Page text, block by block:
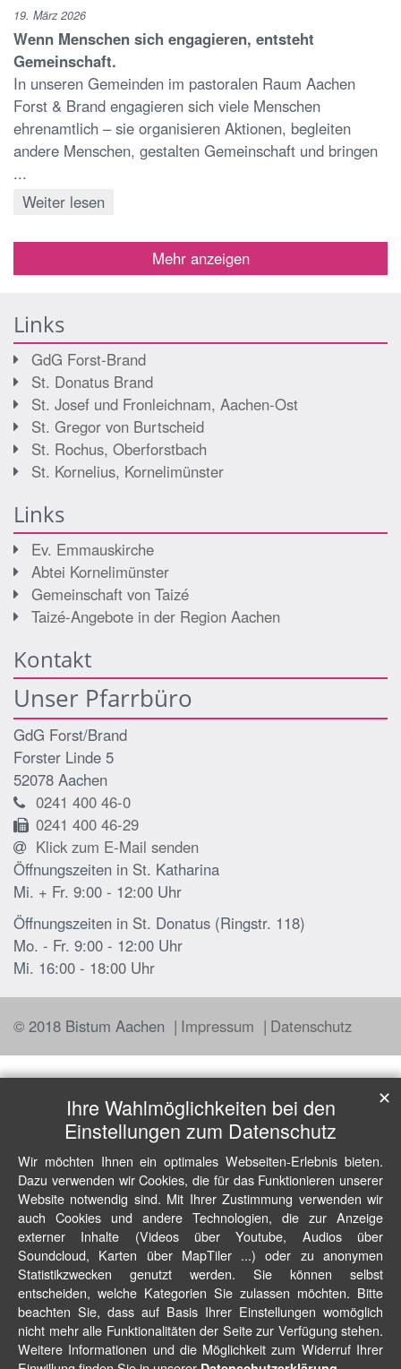
19. März 2026
Wenn Menschen sich engagieren, entsteht
Gemeinschaft.
In unseren Gemeinden im pastoralen Raum Aachen
Forst & Brand engagieren sich viele Menschen
ehrenamtlich – sie organisieren Aktionen, begleiten
andere Menschen, gestalten Gemeinschaft und bringen
...
Weiter lesen
Mehr anzeigen
Links
GdG Forst-Brand
St. Donatus Brand
St. Josef und Fronleichnam, Aachen-Ost
St. Gregor von Burtscheid
St. Rochus, Oberforstbach
St. Kornelius, Kornelimünster
Links
Ev. Emmauskirche
Abtei Kornelimünster
Gemeinschaft von Taizé
Taizé-Angebote in der Region Aachen
Kontakt
Unser Pfarrbüro
GdG Forst/Brand
Forster Linde 5
52078 Aachen
0241 400 46-0
0241 400 46-29
Klick zum E-Mail senden
Öffnungszeiten in St. Katharina
Mi. + Fr. 9:00 - 12:00 Uhr
Öffnungszeiten in St. Donatus (Ringstr. 118)
Mo. - Fr. 9:00 - 12:00 Uhr
Mi. 16:00 - 18:00 Uhr
© 2018 Bistum Aachen Impressum Datenschutz
Ihre Wahlmöglichkeiten bei den
Einstellungen zum Datenschutz
Wir möchten Ihnen ein optimales Webseiten-Erlebnis bieten.
Dazu verwenden wir Cookies, die für das Funktionieren unserer
Website notwendig sind. Mit Ihrer Zustimmung verwenden wir
auch Cookies und andere Technologien, die zur Anzeige
externer Inhalte (Videos über Youtube, Audios über
Soundcloud, Karten über MapTiler ...) oder zu anonymen
Statistikzwecken genutzt werden. Sie können selbst
entscheiden, welche Kategorien Sie zulassen möchten. Bitte
beachten Sie, dass auf Basis Ihrer Einstellungen womöglich
nicht mehr alle Funktionalitäten der Seite zur Verfügung stehen.
Weitere Informationen und die Möglichkeit zum Widerruf Ihrer
✕